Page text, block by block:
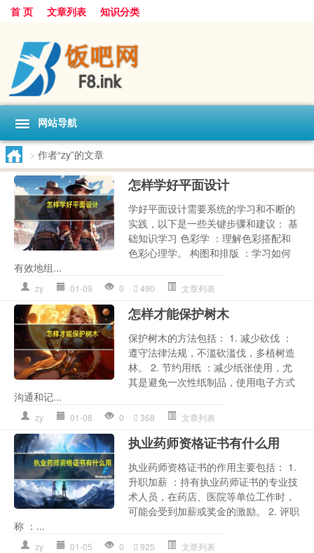
首 页 文章列表 知识分类
网站导航
> 作者“zy”的文章
怎样学好平面设计
学好平面设计需要系统的学习和不断的
实践，以下是一些关键步骤和建议： 基
础知识学习 色彩学 ：理解色彩搭配和
色彩心理学。 构图和排版 ：学习如何
有效地组...
zy 01-09 0 490 文章列表
怎样才能保护树木
保护树木的方法包括： 1. 减少砍伐 ：
遵守法律法规，不滥砍滥伐，多植树造
林。 2. 节约用纸 ：减少纸张使用，尤
其是避免一次性纸制品，使用电子方式
沟通和记...
zy 01-08 0 368 文章列表
执业药师资格证书有什么用
执业药师资格证书的作用主要包括： 1.
升职加薪 ：持有执业药师证书的专业技
术人员，在药店、医院等单位工作时，
可能会受到加薪或奖金的激励。 2. 评职
称 ：...
zy 01-05 0 925 文章列表